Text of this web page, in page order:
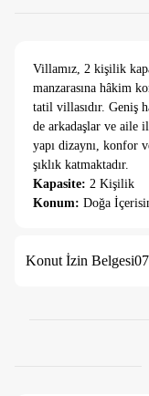
Villamız, 2 kişilik
manzarasına hâkim
tatil villasıdır. Geniş
de arkadaşlar ve
yapı dizaynı, konfor
şıklık katmaktadır.
Kapasite: 2 Kişilik
Konum: Doğa
boyu mavi ve yeşilin
zaman geçirme
Konut İzin Belgesi